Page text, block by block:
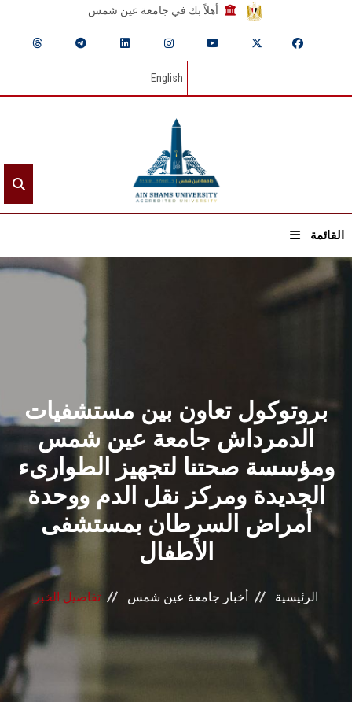
أهلاً بك في جامعة عين شمس
English
القائمة
الرئيسيـة
الشئون الأكاديمية
البحث العلمي
الرعاية الصحية
المراكز والوحدات
الأنظمة الذكية
تواصل معنا
بروتوكول تعاون بين مستشفيات
الدمرداش جامعة عين شمس
ومؤسسة صحتنا لتجهيز الطوارىء
الجديدة ومركز نقل الدم ووحدة
أمراض السرطان بمستشفى
الأطفال
الرئيسية أخبار جامعة عين شمس تفاصيل الخبر